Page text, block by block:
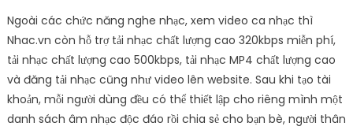
Ngoài các chức năng nghe nhạc, xem video ca nhạc thì
Nhac.vn còn hỗ trợ tải nhạc chất lượng cao 320kbps miễn phí,
tải nhạc chất lượng cao 500kbps, tải nhạc MP4 chất lượng cao
và đăng tải nhạc cũng như video lên website. Sau khi tạo tài
khoản, mỗi người dùng đều có thể thiết lập cho riêng mình một
danh sách âm nhạc độc đáo rồi chia sẻ cho bạn bè, người thân